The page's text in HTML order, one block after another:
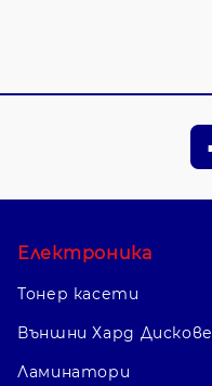
Електроника
Тонер касети
Външни Хард Дискове
Ламинатори